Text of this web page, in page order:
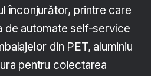
înconjurător, printre care
de automate self-service
din PET, aluminiu
pentru colectarea